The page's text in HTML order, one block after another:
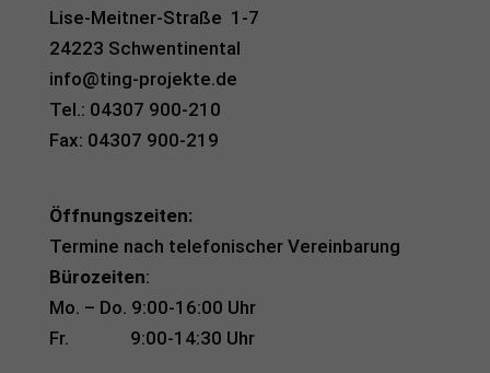
Lise-Meitner-Straße 1-7
24223 Schwentinental
info@ting-projekte.de
Tel.: 04307 900-210
Fax: 04307 900-219
Öffnungszeiten:
Termine nach telefonischer Vereinbarung
Bürozeiten:
Mo. – Do. 9:00-16:00 Uhr
Fr. 9:00-14:30 Uhr